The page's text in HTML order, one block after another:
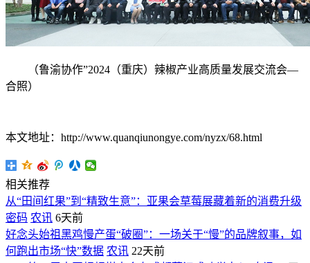
（鲁渝协作”2024（重庆）辣椒产业高质量发展交流会—
合照）
本文地址：http://www.quanqiunongye.com/nyzx/68.html
相关推荐
从“田间红果”到“精致生意”：亚果会草莓展藏着新的消费升级
密码 农讯 6天前
好念头始祖黑鸡慢产蛋“破圈”：一场关于“慢”的品牌叙事，如
何跑出市场“快”数据 农讯 22天前